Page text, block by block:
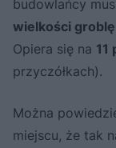
budowlańcy
wielkości groblę
Opiera się na 11
przyczółkach).
Można
miejscu, że tak